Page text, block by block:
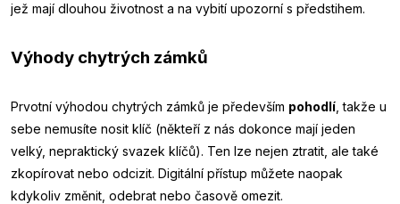
jež mají dlouhou životnost a na vybití upozorní s předstihem.
Výhody chytrých zámků
Prvotní výhodou chytrých zámků je především pohodlí , takže u
sebe nemusíte nosit klíč (někteří z nás dokonce mají jeden
velký, nepraktický svazek klíčů). Ten lze nejen ztratit, ale také
zkopírovat nebo odcizit. Digitální přístup můžete naopak
kdykoliv změnit, odebrat nebo časově omezit.